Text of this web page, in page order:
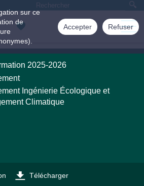
sur ce
de
Accepter Refuser
2025-2026
Ingénierie Écologique et
Climatique
Télécharger